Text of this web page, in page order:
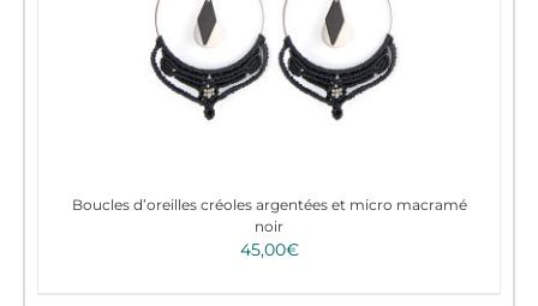
Boucles d’oreilles créoles argentées et micro macramé
noir
45,00€